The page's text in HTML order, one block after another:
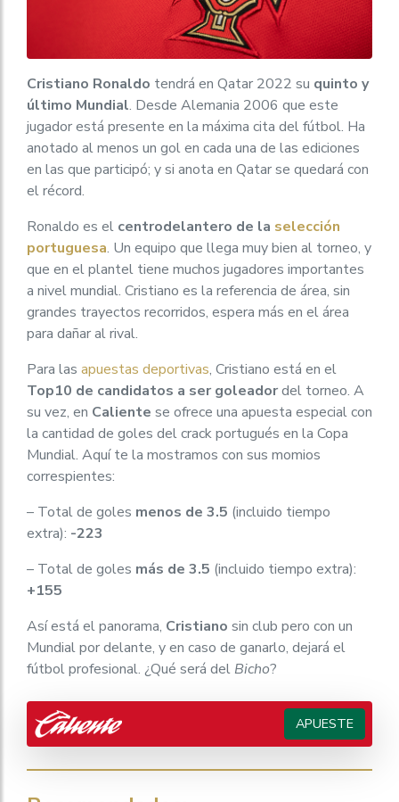
Cristiano Ronaldo tendrá en Qatar 2022 su quinto y
último Mundial. Desde Alemania 2006 que este
jugador está presente en la máxima cita del fútbol. Ha
anotado al menos un gol en cada una de las ediciones
en las que participó; y si anota en Qatar se quedará con
el récord.
Ronaldo es el centrodelantero de la selección
portuguesa. Un equipo que llega muy bien al torneo, y
que en el plantel tiene muchos jugadores importantes
a nivel mundial. Cristiano es la referencia de área, sin
grandes trayectos recorridos, espera más en el área
para dañar al rival.
Para las apuestas deportivas, Cristiano está en el
Top10 de candidatos a ser goleadordel torneo. A
su vez, en Caliente se ofrece una apuesta especial con
la cantidad de goles del crack portugués en la Copa
Mundial. Aquí te la mostramos con sus momios
correspientes:
– Total de goles menos de 3.5 (incluido tiempo
extra): -223
– Total de goles más de 3.5 (incluido tiempo extra):
+155
Así está el panorama, Cristiano sin club pero con un
Mundial por delante, y en caso de ganarlo, dejará el
fútbol profesional. ¿Qué será del Bicho?
APUESTE